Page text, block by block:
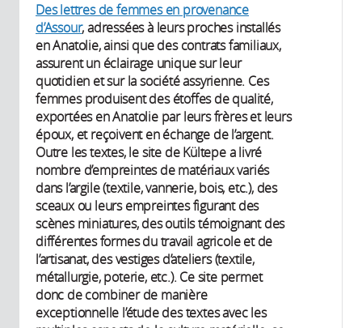
Des lettres de femmes en provenance
d’Assour, adressées à leurs proches installés
en Anatolie, ainsi que des contrats familiaux,
assurent un éclairage unique sur leur
quotidien et sur la société assyrienne. Ces
femmes produisent des étoffes de qualité,
exportées en Anatolie par leurs frères et leurs
époux, et reçoivent en échange de l’argent.
Outre les textes, le site de Kültepe a livré
nombre d’empreintes de matériaux variés
dans l’argile (textile, vannerie, bois, etc.), des
sceaux ou leurs empreintes figurant des
scènes miniatures, des outils témoignant des
différentes formes du travail agricole et de
l’artisanat, des vestiges d’ateliers (textile,
métallurgie, poterie, etc.). Ce site permet
donc de combiner de manière
exceptionnelle l’étude des textes avec les